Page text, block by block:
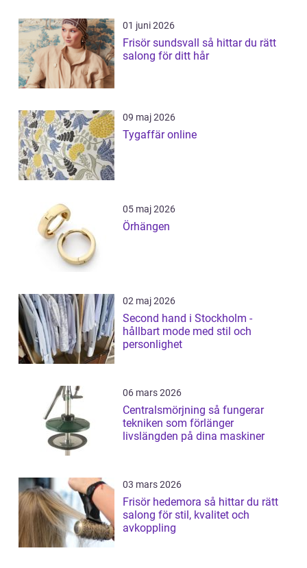
01 juni 2026
Frisör sundsvall så hittar du rätt
salong för ditt hår
09 maj 2026
Tygaffär online
05 maj 2026
Örhängen
02 maj 2026
Second hand i Stockholm -
hållbart mode med stil och
personlighet
06 mars 2026
Centralsmörjning så fungerar
tekniken som förlänger
livslängden på dina maskiner
03 mars 2026
Frisör hedemora så hittar du rätt
salong för stil, kvalitet och
avkoppling